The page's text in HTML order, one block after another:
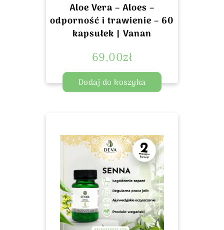
Aloe Vera – Aloes –
odporność i trawienie – 60
kapsułek | Vanan
69,00zł
Dodaj do koszyka